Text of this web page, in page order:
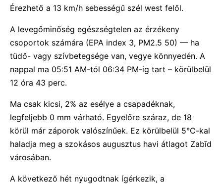
Érezhető a 13 km/h sebességű szél west felől.
A levegőminőség egészségtelen az érzékeny
csoportok számára (EPA index 3, PM2.5 50) — ha
tüdő- vagy szívbetegsége van, vegye könnyedén. A
nappal ma 05:51 AM-tól 06:34 PM-ig tart – körülbelül
12 óra 43 perc.
Ma csak kicsi, 2% az esélye a csapadéknak,
legfeljebb 0 mm várható. Egyelőre száraz, de 18
körül már záporok valószínűek. Ez körülbelül 5°C-kal
haladja meg a szokásos augusztus havi átlagot Zabīd
városában.
A következő hét nyugodtnak ígérkezik, a